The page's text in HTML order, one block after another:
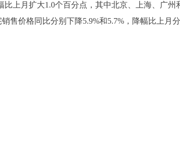
上月扩大1.0个百分点，其中北京、上海、广州
售价格同比分别下降5.9%和5.7%，降幅比上月